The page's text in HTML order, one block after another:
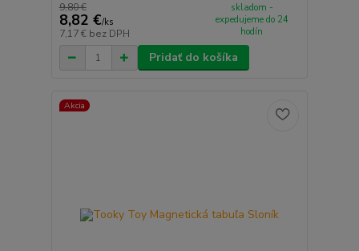
9,80 €
8,82 €/ks
7,17 € bez DPH
skladom -
expedujeme do 24
hodín
Pridať do košíka
Akcia